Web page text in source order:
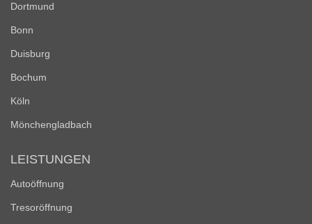
Dortmund
Bonn
Duisburg
Bochum
Köln
Mönchengladbach
LEISTUNGEN
Autoöffnung
Tresoröffnung